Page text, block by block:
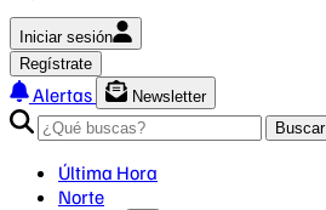
Iniciar sesión
Regístrate
Alertas
Newsletter
Buscar
Última Hora
Norte